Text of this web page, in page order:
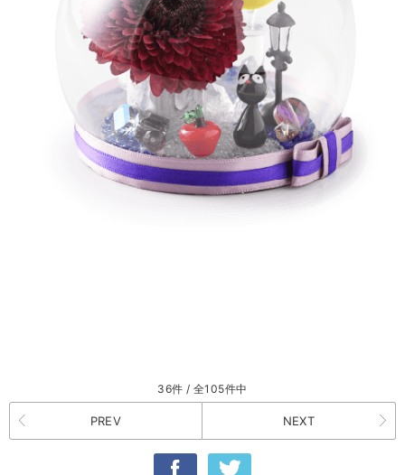
36件 / 全105件中
PREV NEXT